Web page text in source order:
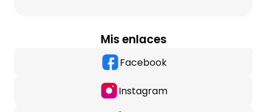
Mis enlaces
Facebook
Instagram